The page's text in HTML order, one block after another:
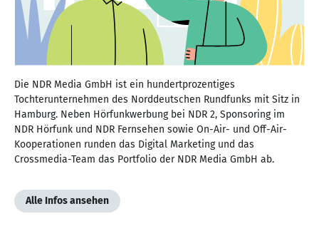
Die NDR Media GmbH ist ein hundertprozentiges
Tochterunternehmen des Norddeutschen Rundfunks mit Sitz in
Hamburg. Neben Hörfunkwerbung bei NDR 2, Sponsoring im
NDR Hörfunk und NDR Fernsehen sowie On-Air- und Off-Air-
Kooperationen runden das Digital Marketing und das
Crossmedia-Team das Portfolio der NDR Media GmbH ab.
Alle Infos ansehen